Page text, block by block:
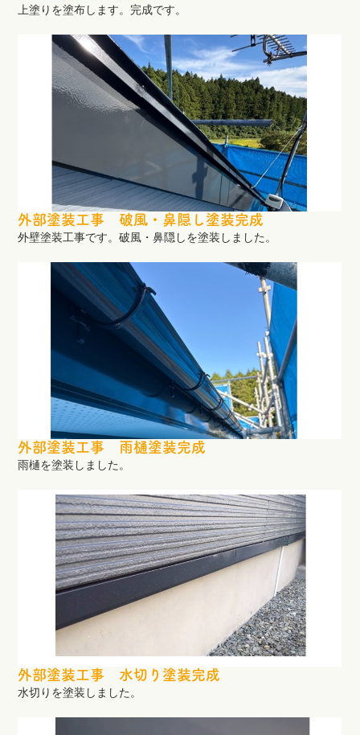
上塗りを塗布します。完成です。
外部塗装工事 破風・鼻隠し塗装完成
外壁塗装工事です。破風・鼻隠しを塗装しました。
外部塗装工事 雨樋塗装完成
雨樋を塗装しました。
外部塗装工事 水切り塗装完成
水切りを塗装しました。